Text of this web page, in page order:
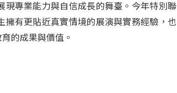
專業能力與自信成長的舞臺。今年特別聯
有更貼近真實情境的展演與實務經驗，也
的成果與價值。